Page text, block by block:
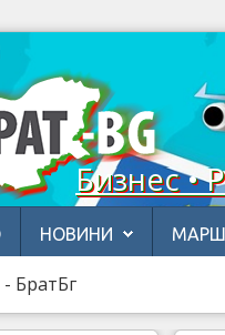
Бизнес •
НОВИНИ
- БратБг